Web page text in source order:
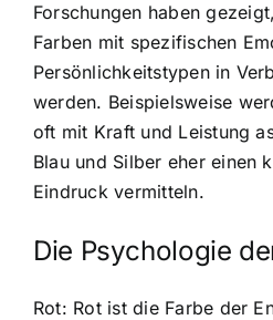
Forschungen haben
Farben mit spezifischen
Persönlichkeitstypen in
werden. Beispielsweise
oft mit Kraft und Leistung
Blau und Silber eher einen
Eindruck vermitteln.
Die Psychologie
Rot: Rot ist die Farbe der